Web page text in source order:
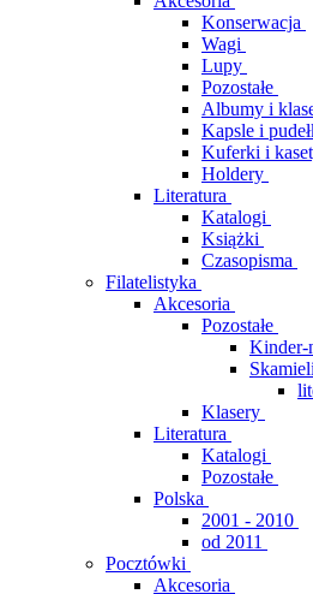
Konserwacja
Wagi
Lupy
Pozostałe
Albumy i
Kapsle i
Kuferki i
Holdery
Literatura
Katalogi
Książki
Czasopisma
Filatelistyka
Akcesoria
Pozostałe
Kinder-
Klasery
Literatura
Katalogi
Pozostałe
Polska
2001 - 2010
od 2011
Pocztówki
Akcesoria